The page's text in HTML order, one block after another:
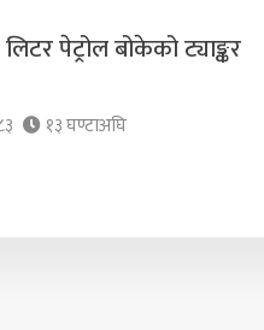
पेट्रोल बोकेको ट्याङ्कर
१३ घण्टाअघि